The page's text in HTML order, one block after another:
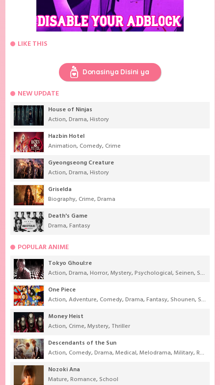
LIKE THIS
Donasinya Disini ya
NEW UPDATE
House of Ninjas
Action,Drama,History
Hazbin Hotel
Animation, Comedy, Crime
Gyeongseong Creature
Action,Drama,History
Griselda
Biography, Crime,Drama
Death's Game
Drama,Fantasy
POPULAR ANIME
Tokyo Ghoul:re
Action,Drama,Horror,Mystery,Psychological, Seinen, Supernatural
One Piece
Action,Adventure, Comedy,Drama,Fantasy, Shounen, Super Power
Money Heist
Action, Crime,Mystery, Thriller
Descendants of the Sun
Action, Comedy,Drama,Medical,Melodrama,Military,Romance
Nozoki Ana
Mature,Romance, School